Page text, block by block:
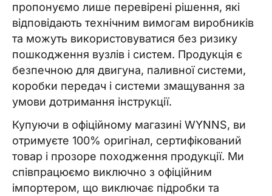
пропонуємо лише перевірені рішення, які
відповідають технічним вимогам виробників
та можуть використовуватися без ризику
пошкодження вузлів і систем. Продукція є
безпечною для двигуна, паливної системи,
коробки передач і системи змащування за
умови дотримання інструкції.
Купуючи в офіційному магазині WYNNS, ви
отримуєте 100% оригінал, сертифікований
товар і прозоре походження продукції. Ми
співпрацюємо виключно з офіційним
імпортером, що виключає підробки та